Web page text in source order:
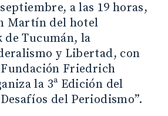
a las 19 horas,
Martín del hotel
de Tucumán, la
y Libertad, con
Fundación Friedrich
la 3ª Edición del
del Periodismo”.